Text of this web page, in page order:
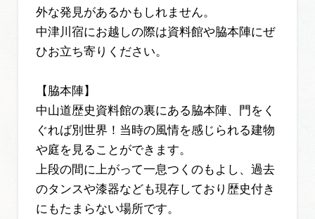
外な発見があるかもしれません。
中津川宿にお越しの際は資料館や脇本陣にぜ
ひお立ち寄りください。
【脇本陣】
中山道歴史資料館の裏にある脇本陣、門をく
ぐれば別世界！当時の風情を感じられる建物
や庭を見ることができます。
上段の間に上がって一息つくのもよし、過去
のタンスや漆器なども現存しており歴史付き
にもたまらない場所です。